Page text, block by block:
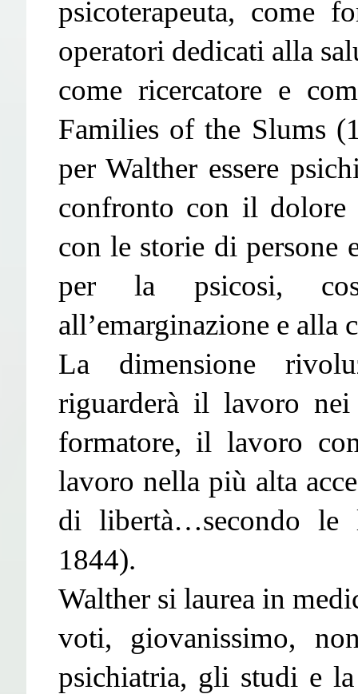
psicoterapeuta, come
operatori dedicati alla
come ricercatore e
Families of the Slums
per Walther essere
confronto con il dolore
con le storie di persone
per la psicosi,
all’emarginazione e alla
La dimensione
riguarderà il lavoro
formatore, il lavoro
lavoro nella più alta
di libertà…secondo le
1844).
Walther si laurea in
voti, giovanissimo,
psichiatria, gli studi e la